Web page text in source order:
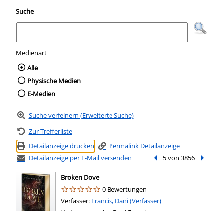
Suche
Medienart
Wählen Sie die Medienart nach der Sie
Alle
Physische Medien
E-Medien
Suche verfeinern (Erweiterte Suche)
Zur Trefferliste
Detailanzeige drucken
Permalink Detailanzeige
Detailanzeige per E-Mail versenden
Vorheriger Treffer
5 von 3856
Broken Dove
0 Bewertungen
Verfasser: Suche nach diesem Verfasser
Francis, Dani (Verfasser)